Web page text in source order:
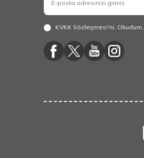
KVKK Sözleşmesi'ni,